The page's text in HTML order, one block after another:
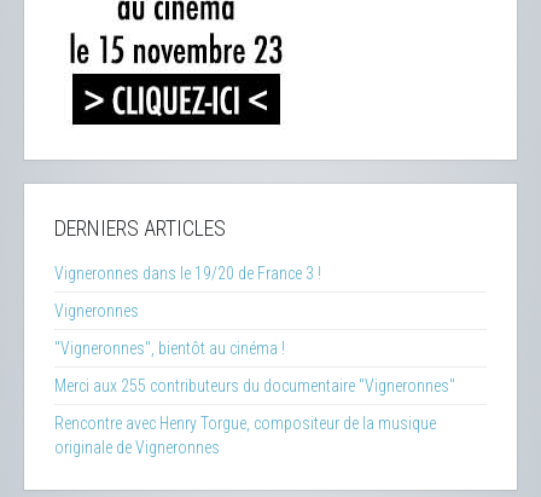
DERNIERS ARTICLES
Vigneronnes dans le 19/20 de France 3 !
Vigneronnes
"Vigneronnes", bientôt au cinéma !
Merci aux 255 contributeurs du documentaire "Vigneronnes"
Rencontre avec Henry Torgue, compositeur de la musique
originale de Vigneronnes